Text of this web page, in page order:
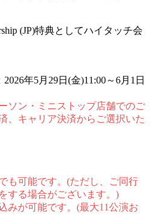
(JP)特典としてハイタッチ会
年5月29日(金)11:00～6月1日
ソン・ミニストップ店舗でのご
、キャリア決済からご選択いた
も可能です。(ただし、ご同行
する場合がございます。)
みが可能です。(最大11公演お